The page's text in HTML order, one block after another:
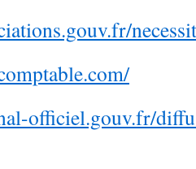
officiel.gouv.fr/